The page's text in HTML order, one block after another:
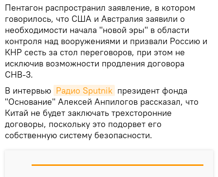
Пентагон распространил заявление, в котором
говорилось, что США и Австралия заявили о
необходимости начала "новой эры" в области
контроля над вооружениями и призвали Россию и
КНР сесть за стол переговоров, при этом не
исключив возможности продления договора
СНВ-3.
В интервью Радио Sputnik президент фонда
"Основание" Алексей Анпилогов рассказал, что
Китай не будет заключать трехсторонние
договоры, поскольку это подорвет его
собственную систему безопасности.